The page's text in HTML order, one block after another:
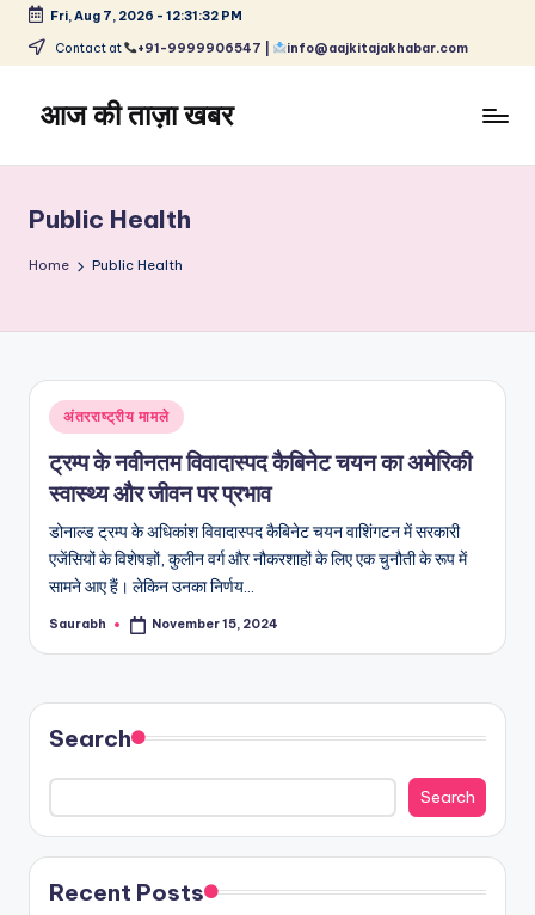
Skip
content
Fri, Aug 7, 2026 - 12:31:32 PM
Contact at +91-9999906547 | info@aajkitajakhabar.com
आज की ताज़ा खबर
ताज़ा
समाचार
–
और
विश्व
Public Health
Home Public Health
Posted
in
अंतरराष्ट्रीय मामले
ट्रम्प के नवीनतम विवादास्पद कैबिनेट चयन का अमेरिकी
स्वास्थ्य और जीवन पर प्रभाव
डोनाल्ड ट्रम्प के अधिकांश विवादास्पद कैबिनेट चयन वाशिंगटन में सरकारी
एजेंसियों के विशेषज्ञों, कुलीन वर्ग और नौकरशाहों के लिए एक चुनौती के रूप में
सामने आए हैं। लेकिन उनका निर्णय…
Posted
Saurabh November 15, 2024
Search
Search
Recent Posts